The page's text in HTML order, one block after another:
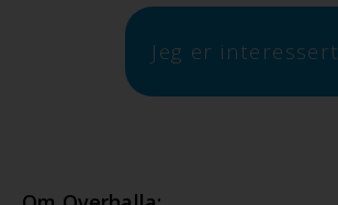
Jeg er interessert